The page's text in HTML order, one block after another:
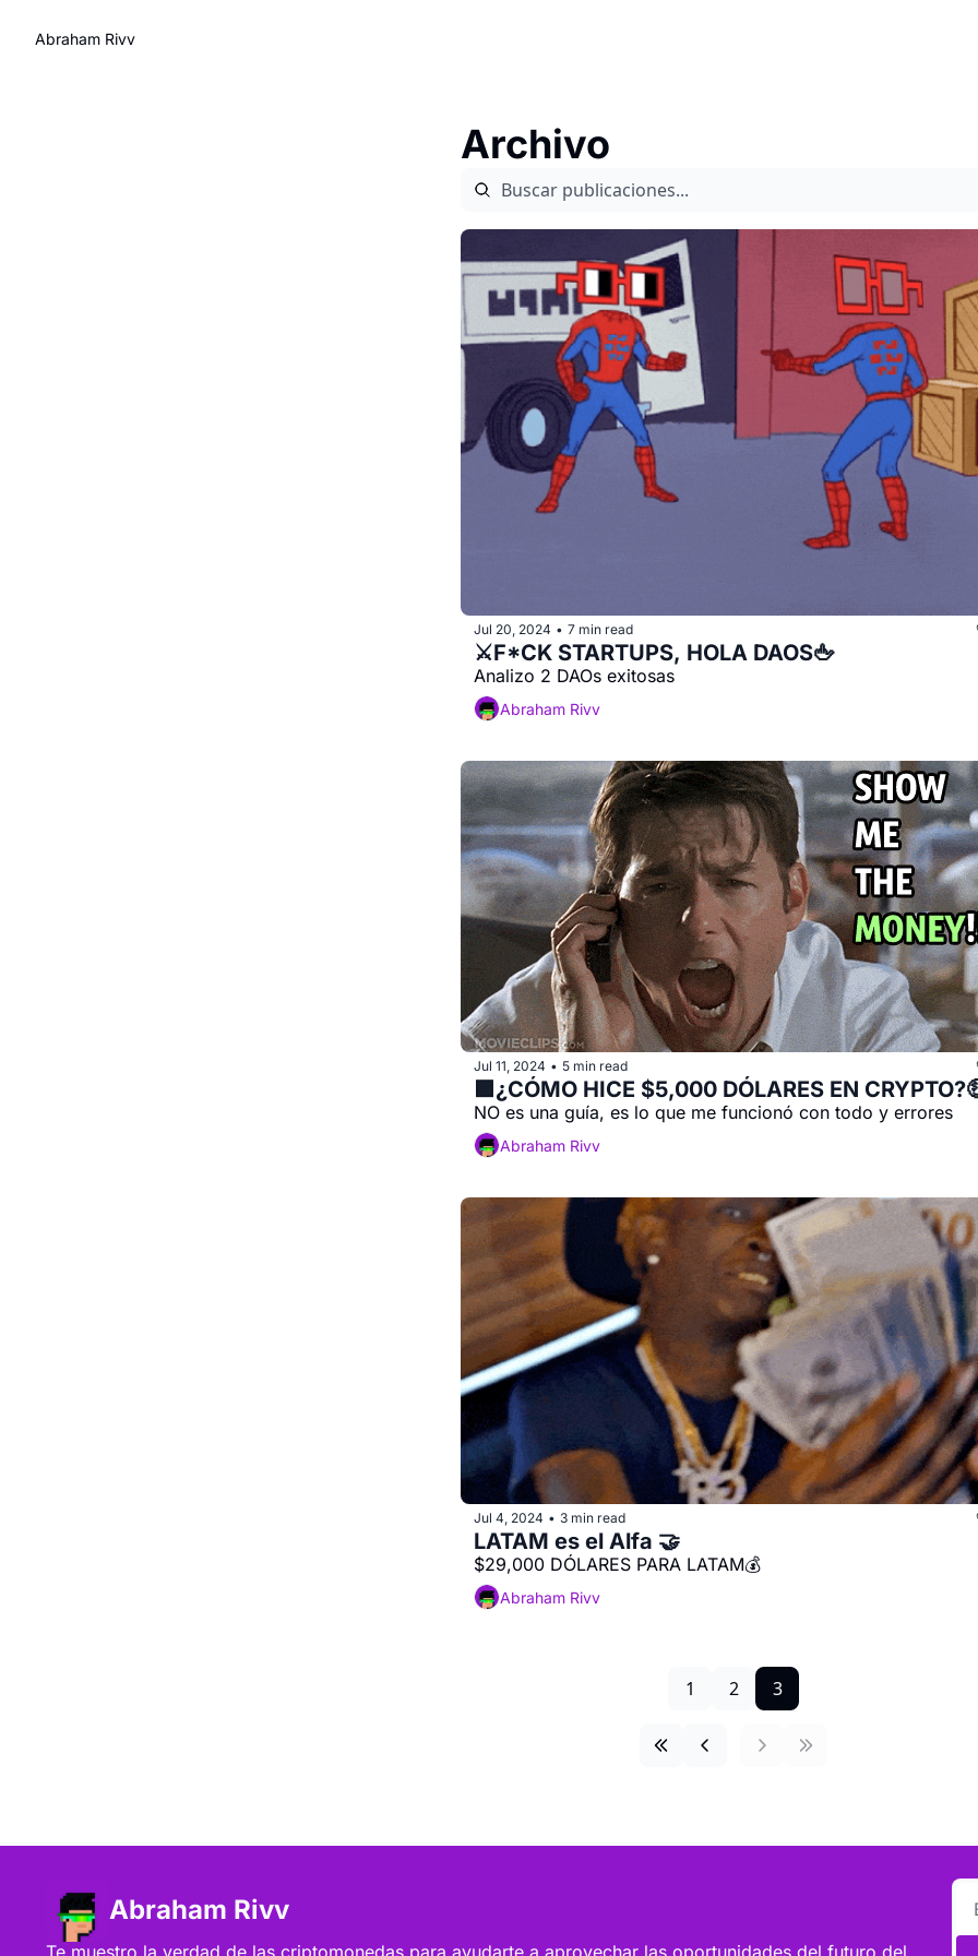
Abraham Rivv
Archivo
Jul 20, 2024 • 7 min read
⚔️F*CK STARTUPS, HOLA DAOS🖕
Analizo 2 DAOs exitosas
Abraham Rivv
Jul 11, 2024 • 5 min read
🟪¿CÓMO HICE $5,000 DÓLARES EN
NO es una guía, es lo que me funcionó con todo y errores
Abraham Rivv
Jul 4, 2024 • 3 min read
LATAM es el Alfa 🤝
$29,000 DÓLARES PARA LATAM💰
Abraham Rivv
1 2 3
Abraham Rivv